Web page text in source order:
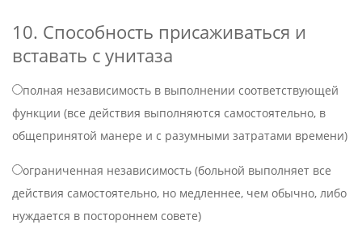
10. Способность присаживаться и
вставать с унитаза
полная независимость в выполнении соответствующей
функции (все действия выполняются самостоятельно, в
общепринятой манере и с разумными затратами времени)
ограниченная независимость (больной выполняет все
действия самостоятельно, но медленнее, чем обычно, либо
нуждается в постороннем совете)